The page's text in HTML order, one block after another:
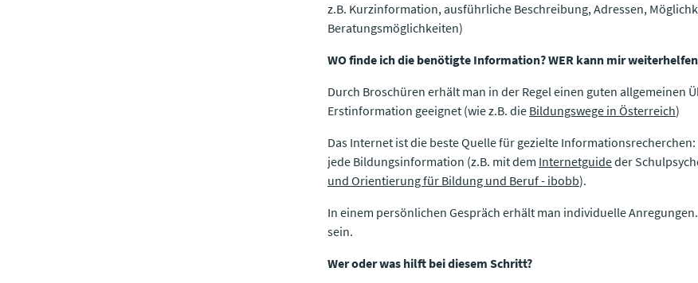
z.B. Kurzinformation, ausführliche Beschreibung, Adressen,
Beratungsmöglichkeiten)
WO finde ich die benötigte Information? WER kann mir
Durch Broschüren erhält man in der Regel einen guten allgemeinen
Erstinformation geeignet (wie z.B. die Bildungswege in Österreich​​​​​​​​​​​​​​)
Das Internet ist die beste Quelle für gezielte
jede Bildungsinformation (z.B. mit dem Internetguideder
und Orientierung für Bildung und Beruf - ibobb).
In einem persönlichen Gespräch erhält man individuelle
sein.
Wer oder was hilft bei diesem Schritt?